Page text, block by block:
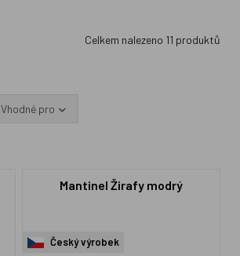
Celkem nalezeno 11 produktů
Vhodné pro
Mantinel Žirafy modrý
Český výrobek